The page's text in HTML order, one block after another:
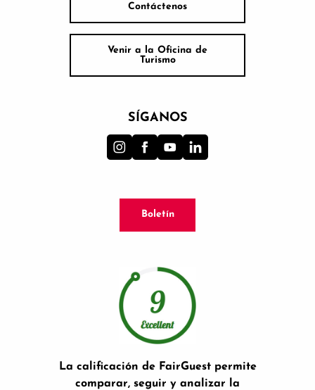
Contáctenos
Venir a la Oficina de
Turismo
SÍGANOS
Boletín
La calificación de FairGuest permite
comparar, seguir y analizar la